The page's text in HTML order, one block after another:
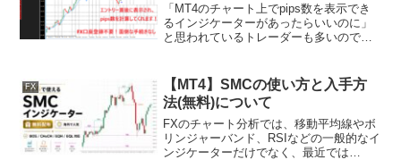
「MT4のチャート上でpips数を表示でき
るインジケーターがあったらいいのに」
と思われているトレーダーも多いのでは
ることで不便さを解消できることがあり
ます。今回は、そ...
FX
【MT4】SMCの使い方と入手方
法(無料)について
FXのチャート分析では、移動平均線やボ
リンジャーバンド、RSIなどの一般的なイ
ンジケーターだけでなく、最近では